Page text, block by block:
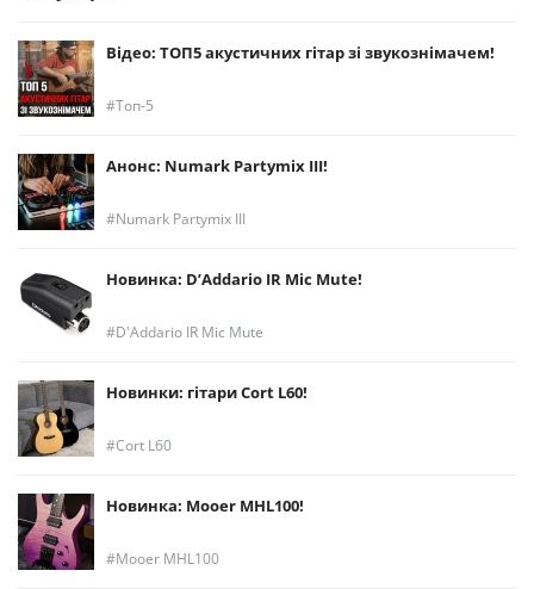
Відео: ТОП5 акустичних гітар зі звукознімачем!
Топ-5
Анонс: Numark Partymix III!
Numark Partymix III
Новинка: D’Addario IR Mic Mute!
D'Addario IR Mic Mute
Новинки: гітари Cort L60!
Cort L60
Новинка: Mooer MHL100!
Mooer MHL100